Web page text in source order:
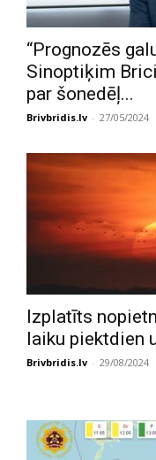
“Prognozēs
Sinoptiķim
par šonedēļ...
Brivbridis.lv - 27/05/2024
Izplatīts
laiku piektdien
Brivbridis.lv - 29/08/2024